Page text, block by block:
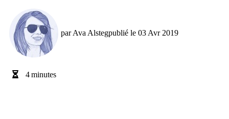
parAva Alstegpublié le 03 Avr 2019
4minutes